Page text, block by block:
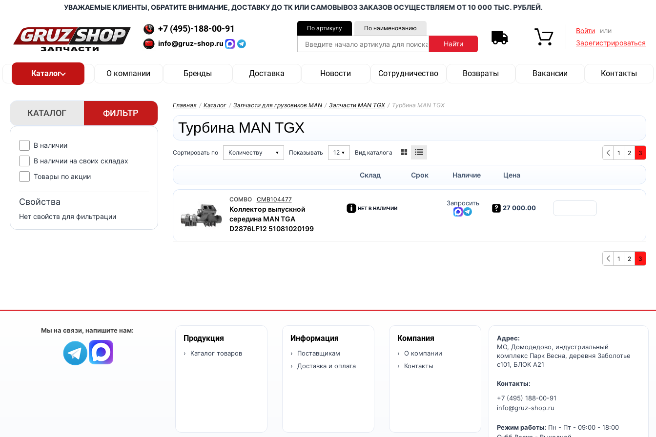
УВАЖАЕМЫЕ КЛИЕНТЫ, ОБРАТИТЕ ВНИМАНИЕ, ДОСТАВКУ ДО ТК ИЛИ САМОВЫВОЗ ЗАКАЗОВ ОСУЩЕСТВЛЯЕМ ОТ 10 000 ТЫС. РУБЛЕЙ.
+7 (495)-188-00-91
info@gruz-shop.ru
По артикулу По наименованию Войти
или
Зарегистрироваться
О компании Бренды Доставка Новости Сотрудничество Возвраты Вакансии Контакты
КАТАЛОГ ФИЛЬТР
В наличии
В наличии на своих складах
Товары по акции
Свойства
Нет свойств для фильтрации
Главная / Каталог / Запчасти для грузовиков MAN / Запчасти MAN TGX / Турбина MAN TGX
Турбина MAN TGX
Сортировать по Количеству Показывать 12 Вид каталога 1 2 3
Склад Срок Наличие Цена
COMBO CMB104477
Коллектор выпускной
середина MAN TGA
D2876LF12 51081020199
НЕТ В НАЛИЧИИ
Запросить
27 000.00
1 2 3
Мы на связи, напишите нам:
Продукция
Каталог товаров
Информация
Поставщикам
Доставка и оплата
Компания
О компании
Контакты
Адрес:
МО, Домодедово, индустриальный
комплекс Парк Весна, деревня Заболотье
с101, БЛОК А21
Контакты:
+7 (495) 188-00-91
info@gruz-shop.ru
Режим работы: Пн - Пт - 09:00 - 18:00